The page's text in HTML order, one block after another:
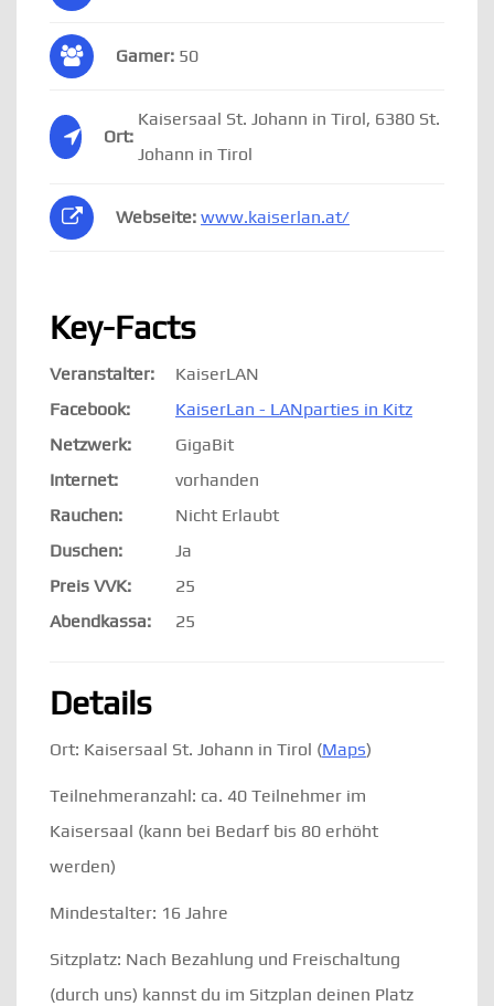
Gamer: 50
Ort:
Kaisersaal St. Johann in Tirol, 6380 St.
Johann in Tirol
Webseite: www.kaiserlan.at/
Key-Facts
Veranstalter:
KaiserLAN
Facebook:
KaiserLan - LANparties in Kitz
Netzwerk:
GigaBit
Internet:
vorhanden
Rauchen:
Nicht Erlaubt
Duschen:
Ja
Preis VVK:
25
Abendkassa:
25
Details
Ort: Kaisersaal St. Johann in Tirol (Maps)
Teilnehmeranzahl: ca. 40 Teilnehmer im
Kaisersaal (kann bei Bedarf bis 80 erhöht
werden)
Mindestalter: 16 Jahre
Sitzplatz: Nach Bezahlung und Freischaltung
(durch uns) kannst du im Sitzplan deinen Platz